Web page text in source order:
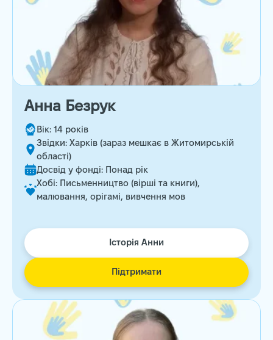
Анна Безрук
Вік: 14 років
Звідки: Харків (зараз мешкає в Житомирській
області)
Досвід у фонді: Понад рік
Хобі: Письменництво (вірші та книги),
малювання, орігамі, вивчення мов
Історія Анни
Підтримати